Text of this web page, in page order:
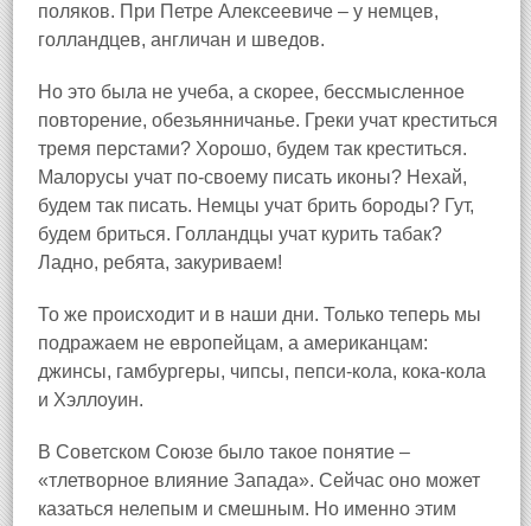
поляков. При Петре Алексеевиче – у немцев,
голландцев, англичан и шведов.
Но это была не учеба, а скорее, бессмысленное
повторение, обезьянничанье. Греки учат креститься
тремя перстами? Хорошо, будем так креститься.
Малорусы учат по‑своему писать иконы? Нехай,
будем так писать. Немцы учат брить бороды? Гут,
будем бриться. Голландцы учат курить табак?
Ладно, ребята, закуриваем!
То же происходит и в наши дни. Только теперь мы
подражаем не европейцам, а американцам:
джинсы, гамбургеры, чипсы, пепси‑кола, кока‑кола
и Хэллоуин.
В Советском Союзе было такое понятие –
«тлетворное влияние Запада». Сейчас оно может
казаться нелепым и смешным. Но именно этим